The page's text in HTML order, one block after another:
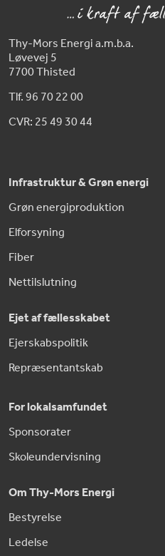
Thy-Mors Energi a.m.b.a.
Løvevej 5
7700 Thisted
Tlf. 96 70 22 00
CVR: 25 49 30 44
Infrastruktur & Grøn energi
Grøn energiproduktion
Elforsyning
Fiber
Nettilslutning
Ejet af fællesskabet
Ejerskabspolitik
Repræsentantskab
For lokalsamfundet
Sponsorater
Skoleundervisning
Om Thy-Mors Energi
Bestyrelse
Ledelse